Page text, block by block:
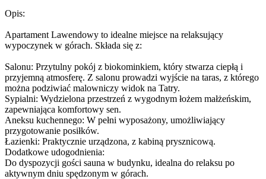
Opis:
Apartament Lawendowy to idealne miejsce na relaksujący
wypoczynek w górach. Składa się z:
Salonu: Przytulny pokój z biokominkiem, który stwarza ciepłą i
przyjemną atmosferę. Z salonu prowadzi wyjście na taras, z którego
można podziwiać malowniczy widok na Tatry.
Sypialni: Wydzielona przestrzeń z wygodnym łożem małżeńskim,
zapewniająca komfortowy sen.
Aneksu kuchennego: W pełni wyposażony, umożliwiający
przygotowanie posiłków.
Łazienki: Praktycznie urządzona, z kabiną prysznicową.
Dodatkowe udogodnienia:
Do dyspozycji gości sauna w budynku, idealna do relaksu po
aktywnym dniu spędzonym w górach.